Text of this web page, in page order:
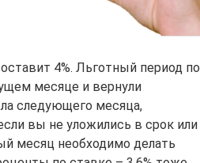
4%. Льготный период по
месяце и вернули
следующего месяца,
вы не уложились в срок или
месяц необходимо делать